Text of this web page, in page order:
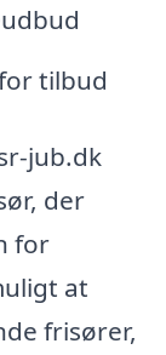
tilbud
jub.dk
der
for
at
frisører,